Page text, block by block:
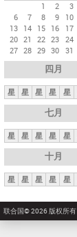
1
2 3
6
7 8 9 10
13 14 15 16 17
20 21 22 23 24
27 28 29 30 31
四月
星 星 星 星 星
七月
星 星 星 星 星
十月
星 星 星 星 星
联合国© 2026 版权所有